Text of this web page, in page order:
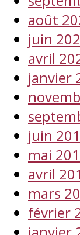
août
juin
avril
janvier
juin
mai
avril
mars
février